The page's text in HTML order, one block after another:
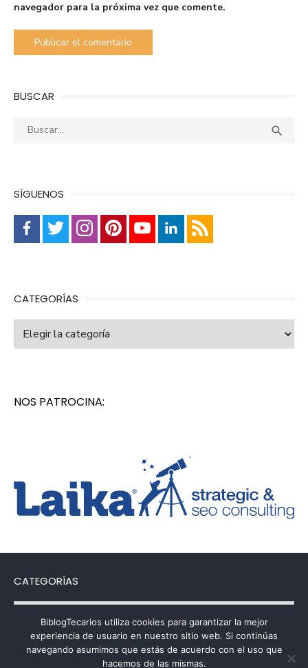
navegador para la próxima vez que comente.
BUSCAR
Buscar: 
SÍGUENOS
CATEGORÍAS
Categorías
NOS PATROCINA:
CATEGORÍAS
Categorías
BiblogTecarios utiliza cookies para garantizar la mejor
experiencia de usuario en nuestro sitio web. Si continúas
navegando asumimos que estás de acuerdo con el uso que
hacemos de las mismas.